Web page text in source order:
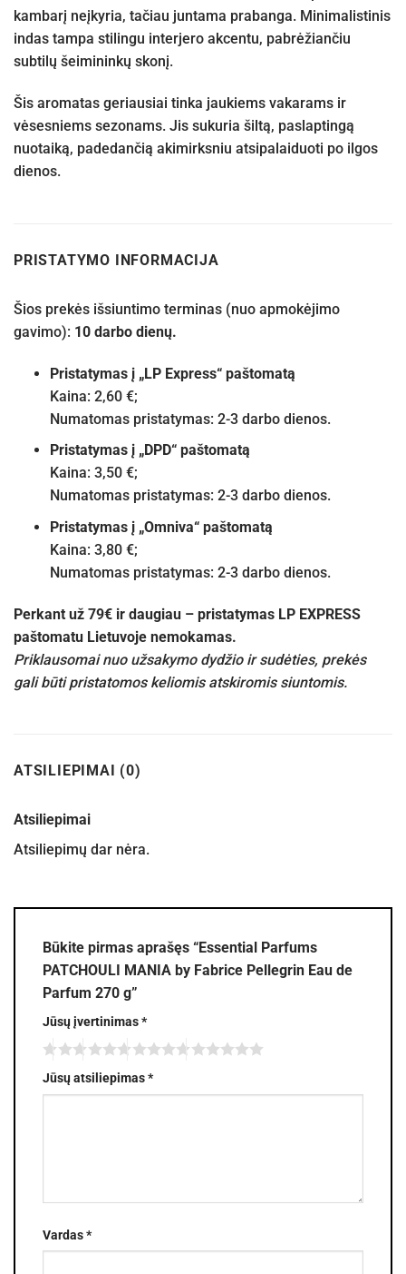
kambarį neįkyria, tačiau juntama prabanga. Minimalistinis
indas tampa stilingu interjero akcentu, pabrėžiančiu
subtilų šeimininkų skonį.
Šis aromatas geriausiai tinka jaukiems vakarams ir
vėsesniems sezonams. Jis sukuria šiltą, paslaptingą
nuotaiką, padedančią akimirksniu atsipalaiduoti po ilgos
dienos.
PRISTATYMO INFORMACIJA
Šios prekės išsiuntimo terminas (nuo apmokėjimo
gavimo): 10 darbo dienų.
Pristatymas į „LP Express“ paštomatą
Kaina: 2,60 €;
Numatomas pristatymas: 2-3 darbo dienos.
Pristatymas į „DPD“ paštomatą
Kaina: 3,50 €;
Numatomas pristatymas: 2-3 darbo dienos.
Pristatymas į „Omniva“ paštomatą
Kaina: 3,80 €;
Numatomas pristatymas: 2-3 darbo dienos.
Perkant už 79€ ir daugiau – pristatymas LP EXPRESS
paštomatu Lietuvoje nemokamas.
Priklausomai nuo užsakymo dydžio ir sudėties, prekės
gali būti pristatomos keliomis atskiromis siuntomis.
ATSILIEPIMAI (0)
Atsiliepimai
Atsiliepimų dar nėra.
Būkite pirmas aprašęs “Essential Parfums
PATCHOULI MANIA by Fabrice Pellegrin Eau de
Parfum 270 g”
Jūsų įvertinimas*
Jūsų atsiliepimas*
Vardas*